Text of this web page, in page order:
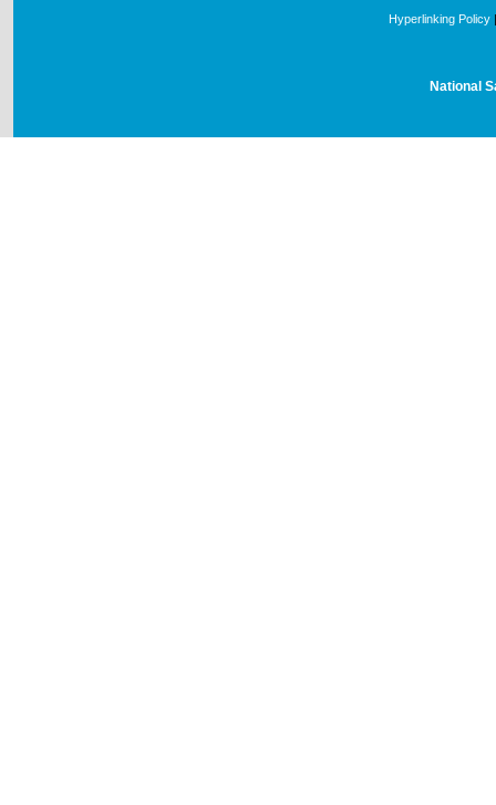
Hyperlinking Policy
National